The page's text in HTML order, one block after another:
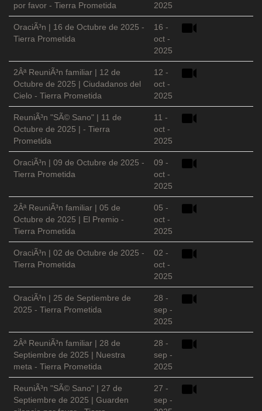
por favor - Tierra Prometida
2025
OraciÃ³n | 16 de Octubre de 2025 -
Tierra Prometida
16 -
oct -
2025
2Âª ReuniÃ³n familiar | 12 de
Octubre de 2025 | Ciudadanos del
Cielo - Tierra Prometida
12 -
oct -
2025
ReuniÃ³n "SÃ© Sano" | 11 de
Octubre de 2025 | - Tierra
Prometida
11 -
oct -
2025
OraciÃ³n | 09 de Octubre de 2025 -
Tierra Prometida
09 -
oct -
2025
2Âª ReuniÃ³n familiar | 05 de
Octubre de 2025 | El Premio -
Tierra Prometida
05 -
oct -
2025
OraciÃ³n | 02 de Octubre de 2025 -
Tierra Prometida
02 -
oct -
2025
OraciÃ³n | 25 de Septiembre de
2025 - Tierra Prometida
28 -
sep -
2025
2Âª ReuniÃ³n familiar | 28 de
Septiembre de 2025 | Nuestra
meta - Tierra Prometida
28 -
sep -
2025
ReuniÃ³n "SÃ© Sano" | 27 de
Septiembre de 2025 | Guarden
27 -
sep -